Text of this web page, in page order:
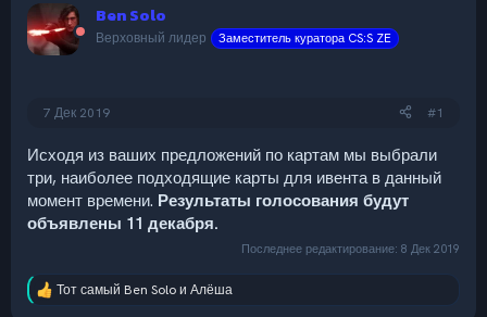
е
м
ы
ч
Ben Solo
Верховный лидер Заместитель куратора CS:S ZE
7 Дек 2019 #1
Исходя из ваших предложений по картам мы выбрали
три, наиболее подходящие карты для ивента в данный
момент времени. Результаты голосования будут
объявлены 11 декабря.
Последнее редактирование: 8 Дек 2019
Р
Тот самый Ben Soloи Алёша